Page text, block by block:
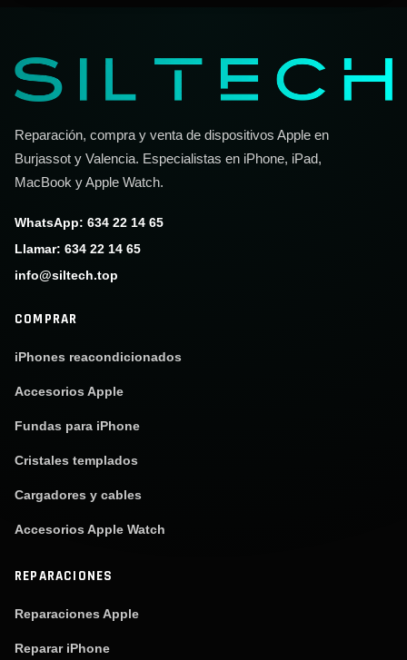
Reparación, compra y venta de dispositivos Apple en
Burjassot y Valencia. Especialistas en iPhone, iPad,
MacBook y Apple Watch.
WhatsApp: 634 22 14 65
Llamar: 634 22 14 65
info@siltech.top
COMPRAR
iPhones reacondicionados
Accesorios Apple
Fundas para iPhone
Cristales templados
Cargadores y cables
Accesorios Apple Watch
REPARACIONES
Reparaciones Apple
Reparar iPhone